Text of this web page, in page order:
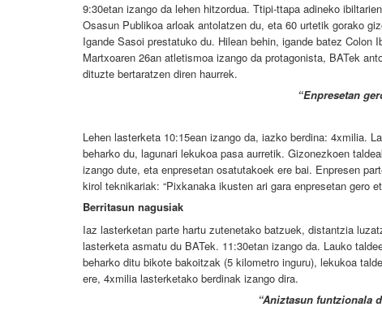
9:30etan izango da lehen hitzordua. Ttipi-ttapa adineko
Osasun Publikoa arloak antolatzen du, eta 60 urtetik gorako
Igande Sasoi prestatuko du. Hilean behin, igande batez
Martxoaren 26an atletismoa izango da protagonista, BATek
dituzte bertaratzen diren haurrek.
“Enpresetan
Lehen lasterketa 10:15ean izango da, iazko berdina: 4xmilia.
beharko du, lagunari lekukoa pasa aurretik. Gizonezkoen
izango dute, eta enpresetan osatutakoek ere bai. Enpresen
kirol teknikariak: “Pixkanaka ikusten ari gara enpresetan gero
Berritasun nagusiak
Iaz lasterketan parte hartu zutenetako batzuek, distantzia
lasterketa asmatu du BATek. 11:30etan izango da. Lauko
beharko ditu bikote bakoitzak (5 kilometro inguru), lekukoa
ere, 4xmilia lasterketako berdinak izango dira.
“Aniztasun funtzionala